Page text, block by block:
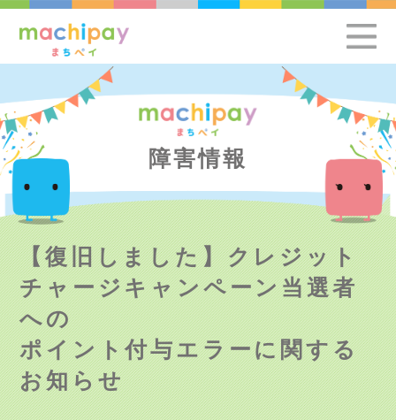
障害情報
【復旧しました】クレジット
チャージキャンペーン当選者
への
ポイント付与エラーに関する
お知らせ